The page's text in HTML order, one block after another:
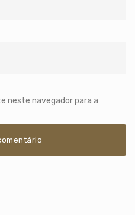
neste navegador para a